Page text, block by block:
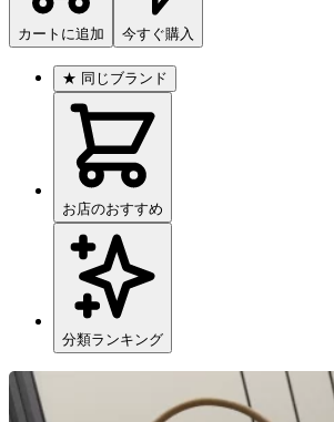
カートに追加 今すぐ購入
★ 同じブランド
お店のおすすめ
分類ランキング